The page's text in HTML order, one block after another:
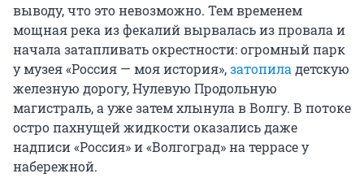
выводу, что это невозможно. Тем временем
мощная река из фекалий вырвалась из провала и
начала затапливать окрестности: огромный парк
у музея «Россия — моя история»,затопила детскую
железную дорогу, Нулевую Продольную
магистраль, а уже затем хлынула в Волгу. В потоке
остро пахнущей жидкости оказались даже
надписи «Россия» и «Волгоград» на террасе у
набережной.